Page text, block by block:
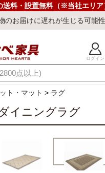
送料・設置無料（※当社エリア
に遅れが生じる可能性が
ログイン
新規会員登録
閲覧履歴
ト・マット ラグ
イニングラグ